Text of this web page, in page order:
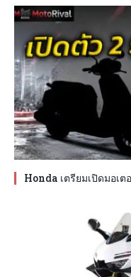
Honda เตรียมเปิดมอเ